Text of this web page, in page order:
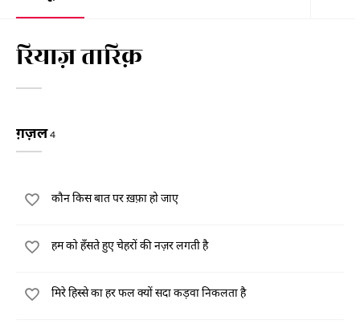
रियाज़ तारिक़
ग़ज़ल4
कौन किस बात पर ख़फ़ा हो जाए
हम को हँसते हुए चेहरों की नज़र लगती है
मिरे हिस्से का हर फल क्यों सदा कड़वा निकलता है